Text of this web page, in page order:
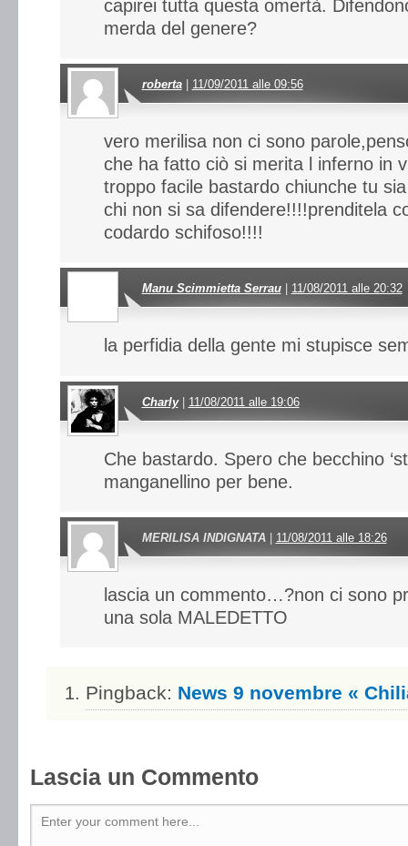
capirei tutta questa omertà.
merda del genere?
roberta 11/09/2011 alle 09:56
vero merilisa non ci sono
che ha fatto ciò si merita l inferno in
troppo facile bastardo chiunche tu
chi non si sa difendere!!!!prenditela
codardo schifoso!!!!
Manu Scimmietta Serrau 11/08/2011 alle 20:32
la perfidia della gente mi stupisce
Charly | 11/08/2011 alle 19:06
Che bastardo. Spero che becchino
manganellino per bene.
MERILISA INDIGNATA 11/08/2011 alle 18:26
lascia un commento…?non ci sono
una sola MALEDETTO
Pingback: News 9 novembre «
Lascia un Commento
Enter your comment here...